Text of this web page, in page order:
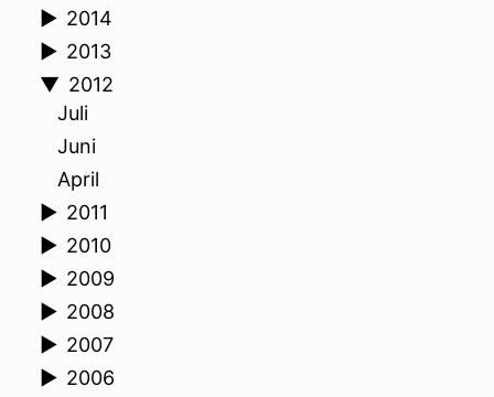
► 2014
► 2013
▼ 2012
Juli
Juni
April
► 2011
► 2010
► 2009
► 2008
► 2007
► 2006